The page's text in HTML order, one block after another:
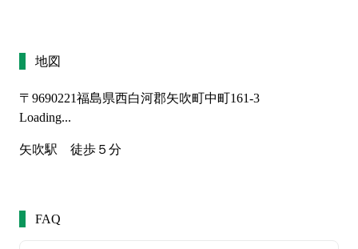
地図
〒9690221福島県西白河郡矢吹町中町161-3
Loading...
矢吹駅　徒歩５分
FAQ